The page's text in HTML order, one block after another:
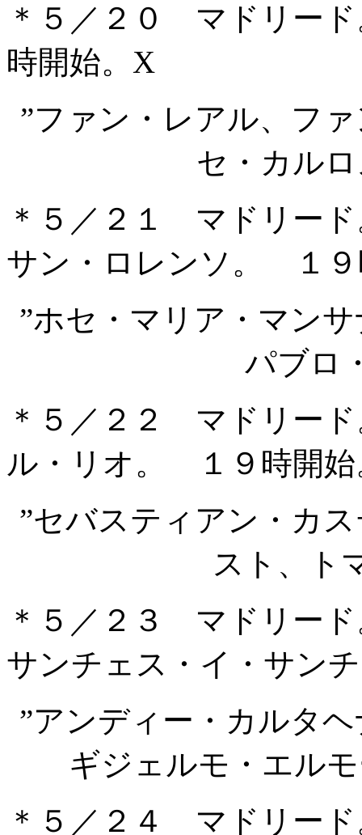
＊５／２０ マドリー
時開始。X
”ファン・レアル、フ
セ・カル
＊５／２１ マドリー
サン・ロレンソ。 １９
”ホセ・マリア・マン
パブロ
＊５／２２ マドリー
ル・リオ。 １９時開始
”セバスティアン・カ
スト、ト
＊５／２３ マドリー
サンチェス・イ・サン
”アンディー・カルタ
ギジェルモ・エル
＊５／２４ マドリー